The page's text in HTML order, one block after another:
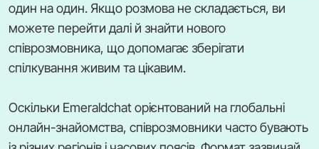
один на один. Якщо розмова не складається, ви
можете перейти далі й знайти нового
співрозмовника, що допомагає зберігати
спілкування живим та цікавим.
Оскільки Emeraldchat орієнтований на глобальні
онлайн-знайомства, співрозмовники часто бувають